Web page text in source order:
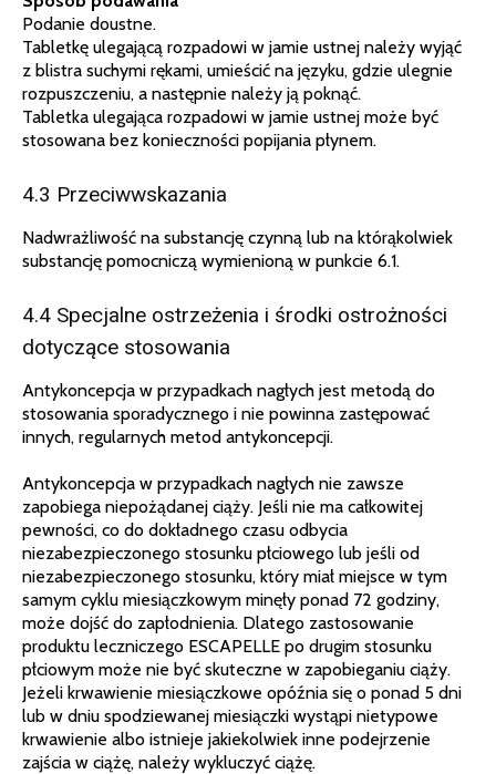
Podanie doustne.
Tabletkę ulegającą rozpadowi w jamie ustnej należy wyjąć
z blistra suchymi rękami, umieścić na języku, gdzie ulegnie
rozpuszczeniu, a następnie należy ją poknąć.
Tabletka ulegająca rozpadowi w jamie ustnej może być
stosowana bez konieczności popijania płynem.
4.3 Przeciwwskazania
Nadwrażliwość na substancję czynną lub na którąkolwiek
substancję pomocniczą wymienioną w punkcie 6.1.
4.4 Specjalne ostrzeżenia i środki ostrożności
dotyczące stosowania
Antykoncepcja w przypadkach nagłych jest metodą do
stosowania sporadycznego i nie powinna zastępować
innych, regularnych metod antykoncepcji.
Antykoncepcja w przypadkach nagłych nie zawsze
zapobiega niepożądanej ciąży. Jeśli nie ma całkowitej
pewności, co do dokładnego czasu odbycia
niezabezpieczonego stosunku płciowego lub jeśli od
niezabezpieczonego stosunku, który miał miejsce w tym
samym cyklu miesiączkowym minęły ponad 72 godziny,
może dojść do zapłodnienia. Dlatego zastosowanie
produktu leczniczego ESCAPELLE po drugim stosunku
płciowym może nie być skuteczne w zapobieganiu ciąży.
Jeżeli krwawienie miesiączkowe opóźnia się o ponad 5 dni
lub w dniu spodziewanej miesiączki wystąpi nietypowe
krwawienie albo istnieje jakiekolwiek inne podejrzenie
zajścia w ciążę, należy wykluczyć ciążę.